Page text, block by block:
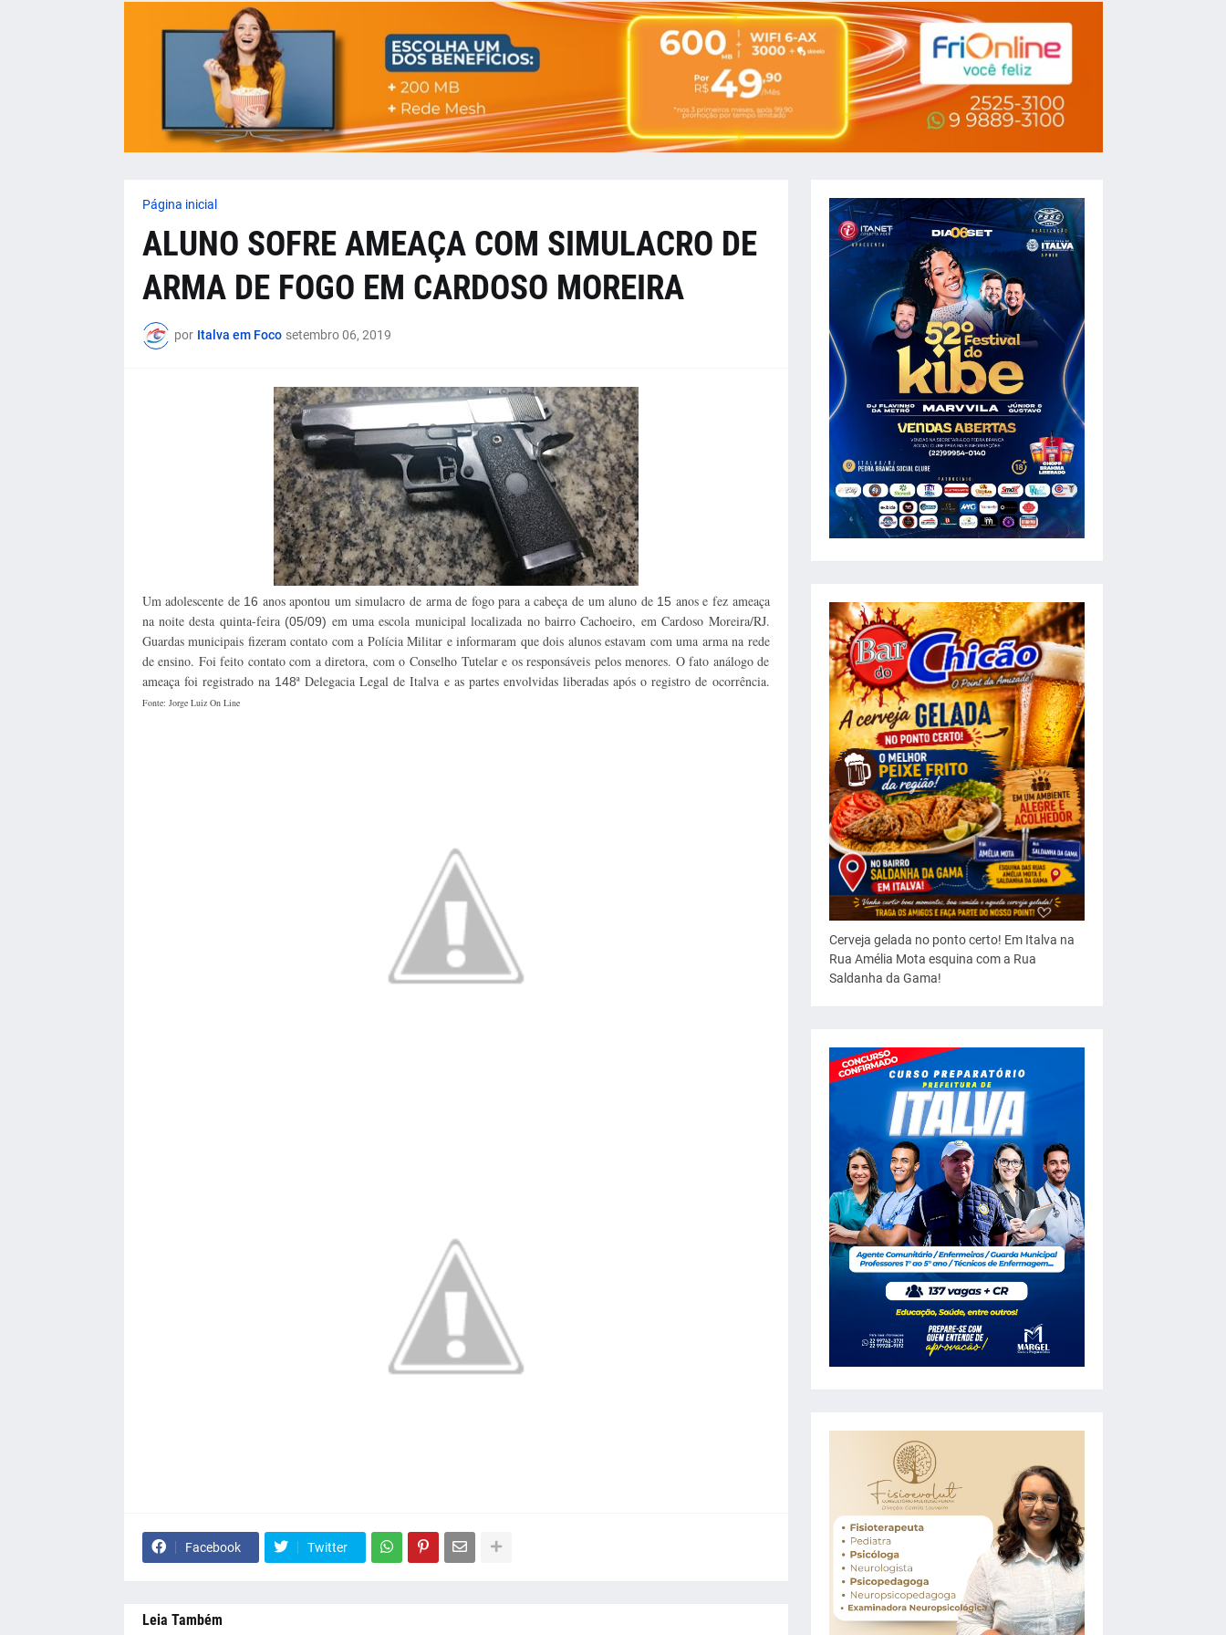
Página inicial
ALUNO SOFRE AMEAÇA COM SIMULACRO DE
ARMA DE FOGO EM CARDOSO MOREIRA
por Italva em Foco setembro 06, 2019
Um adolescente de 16 anos apontou um simulacro de arma de fogo para a cabeça de um aluno de 15 anos e fez ameaça
na noite desta quinta-feira (05/09) em uma escola municipal localizada no bairro Cachoeiro, em Cardoso Moreira/RJ.
Guardas municipais fizeram contato com a Polícia Militar e informaram que dois alunos estavam com uma arma na rede
de ensino. Foi feito contato com a diretora, com o Conselho Tutelar e os responsáveis pelos menores. O fato análogo de
ameaça foi registrado na 148ª Delegacia Legal de Italva e as partes envolvidas liberadas após o registro de ocorrência.
Fonte: Jorge Luiz On Line
Facebook Twitter
Leia Também
Cerveja gelada no ponto certo! Em Italva na
Rua Amélia Mota esquina com a Rua
Saldanha da Gama!